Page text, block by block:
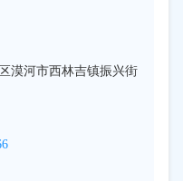
漠河市西林吉镇振兴街